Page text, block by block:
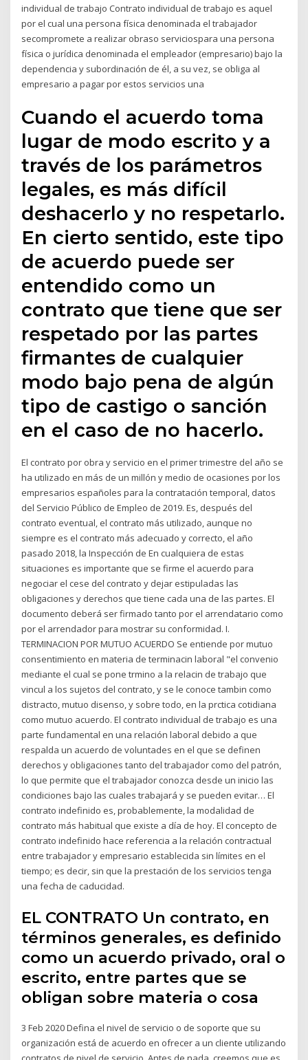
individual de trabajo Contrato individual de trabajo es aquel
por el cual una persona física denominada el trabajador
secompromete a realizar obraso serviciospara una persona
física o jurídica denominada el empleador (empresario) bajo la
dependencia y subordinación de él, a su vez, se obliga al
empresario a pagar por estos servicios una
Cuando el acuerdo toma
lugar de modo escrito y a
través de los parámetros
legales, es más difícil
deshacerlo y no respetarlo.
En cierto sentido, este tipo
de acuerdo puede ser
entendido como un
contrato que tiene que ser
respetado por las partes
firmantes de cualquier
modo bajo pena de algún
tipo de castigo o sanción
en el caso de no hacerlo.
El contrato por obra y servicio en el primer trimestre del año se
ha utilizado en más de un millón y medio de ocasiones por los
empresarios españoles para la contratación temporal, datos
del Servicio Público de Empleo de 2019. Es, después del
contrato eventual, el contrato más utilizado, aunque no
siempre es el contrato más adecuado y correcto, el año
pasado 2018, la Inspección de En cualquiera de estas
situaciones es importante que se firme el acuerdo para
negociar el cese del contrato y dejar estipuladas las
obligaciones y derechos que tiene cada una de las partes. El
documento deberá ser firmado tanto por el arrendatario como
por el arrendador para mostrar su conformidad. I.
TERMINACION POR MUTUO ACUERDO Se entiende por mutuo
consentimiento en materia de terminacin laboral "el convenio
mediante el cual se pone trmino a la relacin de trabajo que
vincul a los sujetos del contrato, y se le conoce tambin como
distracto, mutuo disenso, y sobre todo, en la prctica cotidiana
como mutuo acuerdo. El contrato individual de trabajo es una
parte fundamental en una relación laboral debido a que
respalda un acuerdo de voluntades en el que se definen
derechos y obligaciones tanto del trabajador como del patrón,
lo que permite que el trabajador conozca desde un inicio las
condiciones bajo las cuales trabajará y se pueden evitar… El
contrato indefinido es, probablemente, la modalidad de
contrato más habitual que existe a día de hoy. El concepto de
contrato indefinido hace referencia a la relación contractual
entre trabajador y empresario establecida sin límites en el
tiempo; es decir, sin que la prestación de los servicios tenga
una fecha de caducidad.
EL CONTRATO Un contrato, en
términos generales, es definido
como un acuerdo privado, oral o
escrito, entre partes que se
obligan sobre materia o cosa
3 Feb 2020 Defina el nivel de servicio o de soporte que su
organización está de acuerdo en ofrecer a un cliente utilizando